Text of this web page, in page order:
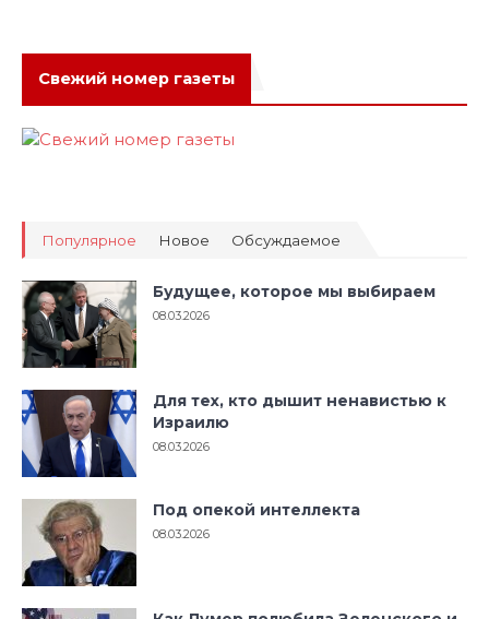
Свежий номер газеты
Популярное Новое Обсуждаемое
Будущее, которое мы выбираем
08.03.2026
Для тех, кто дышит ненавистью к
Израилю
08.03.2026
Под опекой интеллекта
08.03.2026